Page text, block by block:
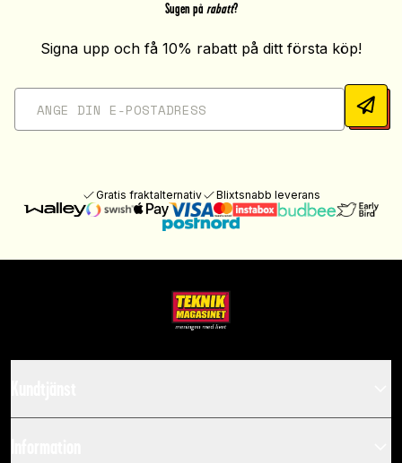
Sugen på rabatt?
Signa upp och få 10% rabatt på ditt första köp!
Gratis fraktalternativ Blixtsnabb leverans